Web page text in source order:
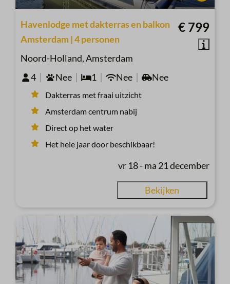
€ 799
Havenlodge met dakterras en balkon
Amsterdam | 4 personen
Noord-Holland, Amsterdam
4
Nee 1 Nee Nee
Dakterras met fraai uitzicht
Amsterdam centrum nabij
Direct op het water
Het hele jaar door beschikbaar!
vr 18 - ma 21 december
Bekijken